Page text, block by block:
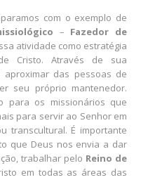
com o exemplo de
– Fazedor de
atividade como estratégia
Cristo. Através de sua
das pessoas de
seu próprio mantenedor.
para os missionários que
para servir ao Senhor em
transcultural. É importante
que Deus nos envia a dar
trabalhar pelo Reino de
em todas as áreas das